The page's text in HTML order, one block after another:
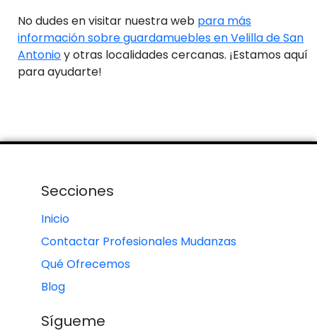
No dudes en visitar nuestra web para más
información sobre guardamuebles en Velilla de San
Antonioy otras localidades cercanas. ¡Estamos aquí
para ayudarte!
Secciones
Inicio
Contactar Profesionales Mudanzas
Qué Ofrecemos
Blog
Sígueme